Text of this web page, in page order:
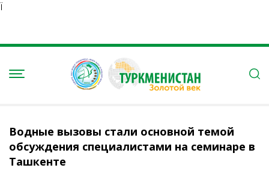
Ï
Водные вызовы стали основной темой
обсуждения специалистами на семинаре в
Ташкенте